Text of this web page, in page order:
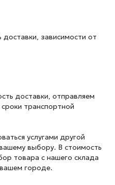
доставки, зависимости от
доставки, отправляем
транспортной
услугами другой
выбору. В стоимость
товара с нашего склада
городе.